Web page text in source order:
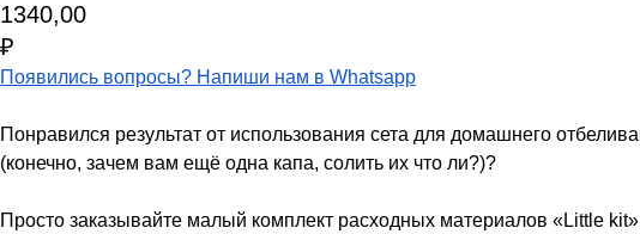
1340,00
₽
Появились вопросы? Напиши нам в Whatsapp
Понравился результат от использования сета для домашнего
(конечно, зачем вам ещё одна капа, солить их что ли?)?
Просто заказывайте малый комплект расходных материалов «Little